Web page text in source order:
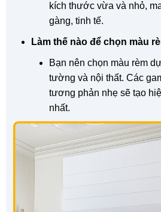
kích thước vừa và nhỏ,
gàng, tinh tế.
Làm thế nào để chọn màu
Bạn nên chọn màu rèm
tường và nội thất. Các
tương phản nhẹ sẽ tạo
nhất.